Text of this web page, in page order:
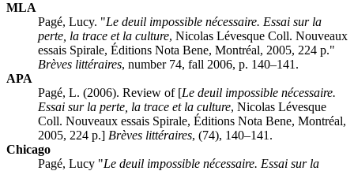
MLA
Pagé, Lucy. "Le deuil impossible nécessaire. Essai sur la
perte, la trace et la culture, Nicolas Lévesque Coll. Nouveaux
essais Spirale, Éditions Nota Bene, Montréal, 2005, 224 p."
Brèves littéraires, number 74, fall 2006, p. 140–141.
APA
Pagé, L. (2006). Review of [Le deuil impossible nécessaire.
Essai sur la perte, la trace et la culture, Nicolas Lévesque
Coll. Nouveaux essais Spirale, Éditions Nota Bene, Montréal,
2005, 224 p.] Brèves littéraires, (74), 140–141.
Chicago
Pagé, Lucy "Le deuil impossible nécessaire. Essai sur la